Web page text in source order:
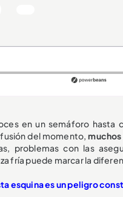
en un semáforo hasta
del momento,
problemas con las
fría puede marcar la
esquina es un peligro